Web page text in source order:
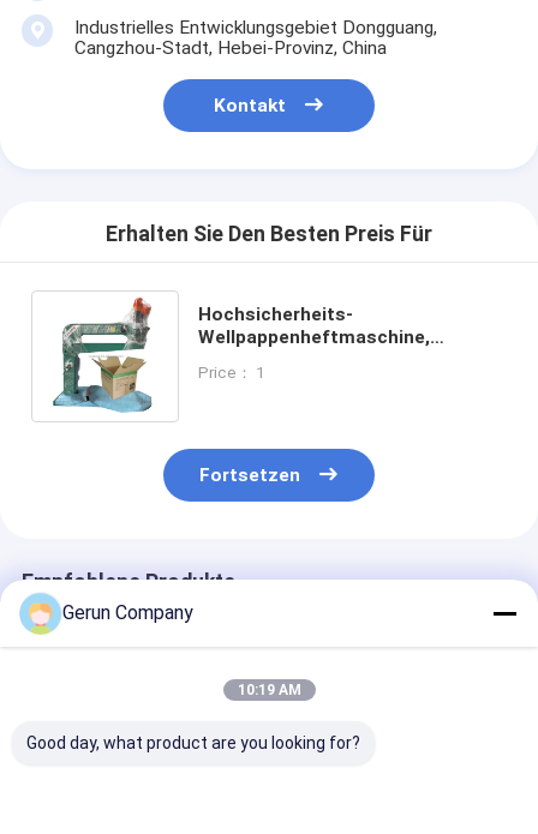
Industrielles Entwicklungsgebiet Dongguang,
Cangzhou-Stadt, Hebei-Provinz, China
Kontakt
Erhalten Sie Den Besten Preis Für
Hochsicherheits-
Wellpappenheftmaschine,
längenverstellbare
Price： 1
Fortsetzen
Empfohlene Produkte
Gerun Company
10:19 AM
Good day, what product are you looking for?